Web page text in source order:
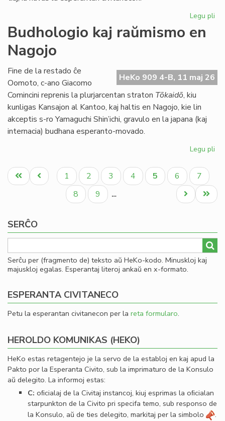
Legu pli
la
Budhologio kaj raŭmismo en
Nagojo
HeKo 909 4-B, 11 maj 26
Fine de la restado ĉe
Oomoto, c-ano Giacomo
Comincini reprenis la plurjarcentan straton Tōkaidō, kiu
kunligas Kansajon al Kantoo, kaj haltis en Nagojo, kie lin
akceptis s-ro Yamaguchi Shin’ichi, gravulo en la japana (kaj
internacia) budhana esperanto-movado.
Legu pli
en
Pagination
Unua
paĝo
Antaŭa
paĝo
Paĝo
1 Paĝo
2 Paĝo
3 Paĝo
4
Aktuala
paĝo
5 Paĝo
6 Paĝo
7
Paĝo
8 Paĝo
9 …
Last
page
Next
page
SERĈO
Serĉu per (fragmento de) teksto aŭ HeKo-kodo. Minuskloj kaj
majuskloj egalas. Esperantaj literoj ankaŭ en x-formato.
ESPERANTA CIVITANECO
Petu la esperantan civitanecon per la reta formularo.
HEROLDO KOMUNIKAS (HEKO)
HeKo estas retagentejo je la servo de la establoj en kaj apud la
Pakto por la Esperanta Civito, sub la imprimaturo de la Konsulo
aŭ delegito. La informoj estas:
C: oﬁcialaj de la Civitaj instancoj, kiuj esprimas la oﬁcialan
starpunkton de la Civito pri specifa temo, sub responso de
la Konsulo, aŭ de ties delegito, markitaj per la simbolo
.